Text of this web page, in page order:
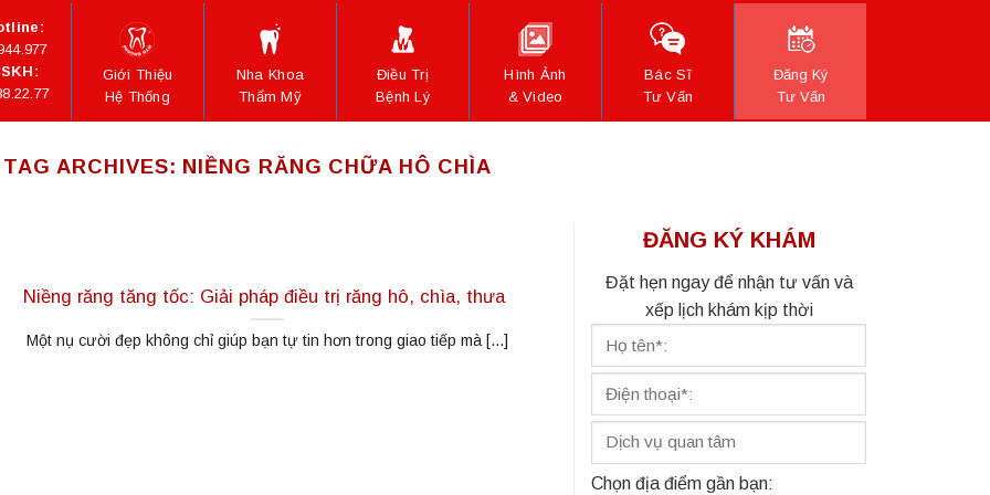
Giới Thiệu
Hệ Thống
Nha Khoa
Thẩm Mỹ
Điều Trị
Bệnh Lý
Hình Ảnh
& Video
Bác Sĩ
Tư Vấn
Đăng Ký
Tư Vấn
TAG ARCHIVES: NIỀNG RĂNG CHỮA HÔ CHÌA
Niềng răng tăng tốc: Giải pháp điều trị răng hô, chìa, thưa
Một nụ cười đẹp không chỉ giúp bạn tự tin hơn trong giao tiếp mà [...]
ĐĂNG KÝ KHÁM
Đặt hẹn ngay để nhận tư vấn và
xếp lịch khám kịp thời
Chọn địa điểm gần bạn: